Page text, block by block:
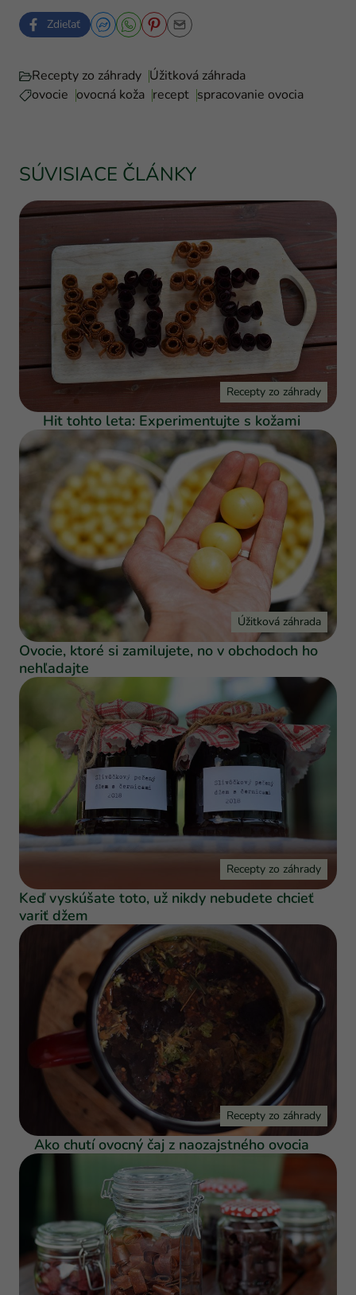
Zdieľať
Recepty zo záhrady Úžitková záhrada
ovocie ovocná koža recept spracovanie ovocia
SÚVISIACE ČLÁNKY
Recepty zo záhrady
Hit tohto leta: Experimentujte s kožami
Úžitková záhrada
Ovocie, ktoré si zamilujete, no v obchodoch ho
nehľadajte
Recepty zo záhrady
Keď vyskúšate toto, už nikdy nebudete chcieť
variť džem
Recepty zo záhrady
Ako chutí ovocný čaj z naozajstného ovocia